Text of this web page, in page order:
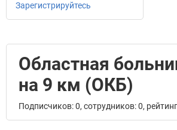
Зарегистрируйтесь
Областная
на 9 км (ОКБ)
Подписчиков: 0, сотрудников: 0,